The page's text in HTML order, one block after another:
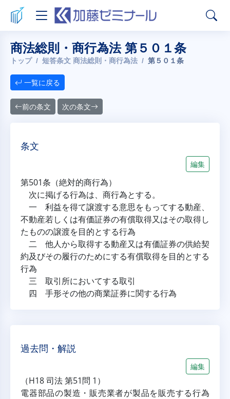
商法総則・商行為法 第５０１条
トップ 短答条文 商法総則・商行為法 第５０１条
一覧に戻る
前の条文 次の条文
条文
編集
第501条（絶対的商行為）
次に掲げる行為は、商行為とする。
一 利益を得て譲渡する意思をもってする動産、
不動産若しくは有価証券の有償取得又はその取得し
たものの譲渡を目的とする行為
二 他人から取得する動産又は有価証券の供給契
約及びその履行のためにする有償取得を目的とする
行為
三 取引所においてする取引
四 手形その他の商業証券に関する行為
過去問・解説
編集
（H18 司法 第51問 1）
電器部品の製造・販売業者が製品を販売する行為